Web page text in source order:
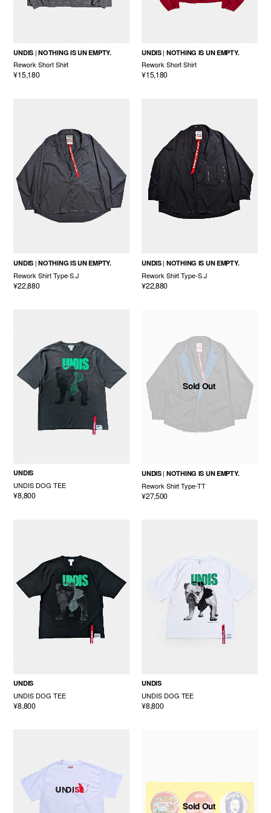
UNDIS NOTHING IS UN EMPTY.
Rework Short Shirt
¥15,180
UNDIS NOTHING IS UN EMPTY.
Rework Short Shirt
¥15,180
UNDIS NOTHING IS UN EMPTY.
Rework Shirt Type-S.J
¥22,880
UNDIS NOTHING IS UN EMPTY.
Rework Shirt Type-S.J
¥22,880
UNDIS
UNDIS DOG TEE
¥8,800
Sold Out
UNDIS NOTHING IS UN EMPTY.
Rework Shirt Type-TT
¥27,500
UNDIS
UNDIS DOG TEE
¥8,800
UNDIS
UNDIS DOG TEE
¥8,800
Sold Out